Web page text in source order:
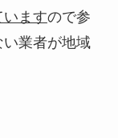
ますので参
業者が地域